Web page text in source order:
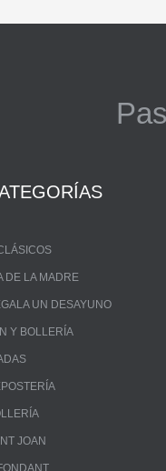
DE LA MADRE
UN DESAYUNO
Y BOLLERÍA
JOAN